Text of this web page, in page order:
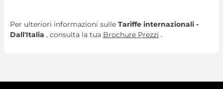
Per ulteriori informazioni sulle Tariffe internazionali -
Dall'Italia , consulta la tua Brochure Prezzi .